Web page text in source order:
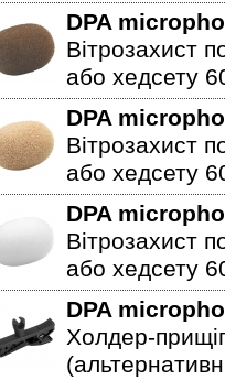
DPA
Вітрозахист
або хедсету
DPA
Вітрозахист
або хедсету
DPA
Вітрозахист
або хедсету
DPA
Холдер-